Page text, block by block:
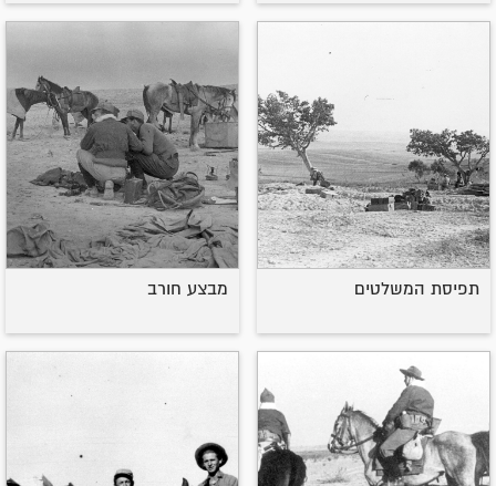
תפיסת המשלטים מבצע חורב